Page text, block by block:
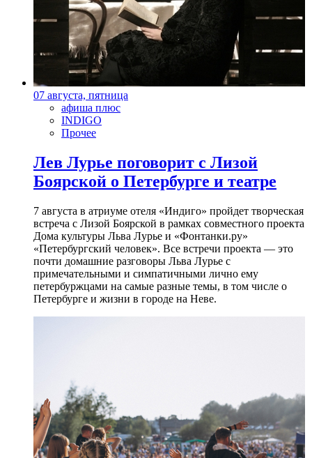
07 августа, пятница
афиша плюс
INDIGO
Прочее
Лев Лурье поговорит с Лизой
Боярской о Петербурге и театре
7 августа в атриуме отеля «Индиго» пройдет творческая
встреча с Лизой Боярской в рамках совместного проекта
Дома культуры Льва Лурье и «Фонтанки.ру»
«Петербургский человек». Все встречи проекта — это
почти домашние разговоры Льва Лурье с
примечательными и симпатичными лично ему
петербуржцами на самые разные темы, в том числе о
Петербурге и жизни в городе на Неве.